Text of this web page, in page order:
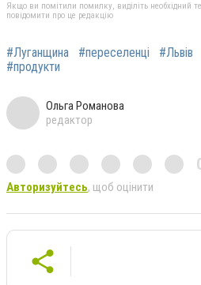
Якщо ви помітили помилку, виділіть необхідний
повідомити про це редакцію
#Луганщина #переселенці #Львів
#продукти
Ольга Романова
редактор
Авторизуйтесь, щоб оцінити